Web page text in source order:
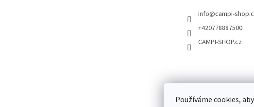
Používáme cookies,
info@campi-
+420778887500
CAMPI-SHOP.cz